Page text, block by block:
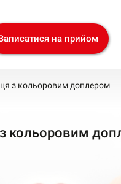
на прийом
з кольоровим доплером
кольоровим